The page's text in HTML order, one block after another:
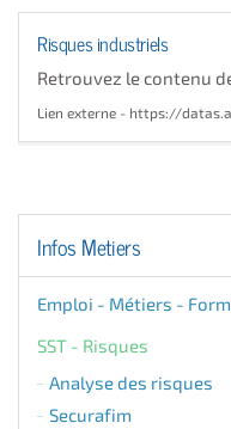
Risques industriels
Retrouvez le contenu
Lien externe - https://
Infos Metiers
Emploi - Métiers -
SST - Risques
Analyse des risques
Securafim